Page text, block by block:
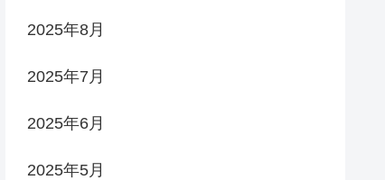
2025年8月
2025年7月
2025年6月
2025年5月